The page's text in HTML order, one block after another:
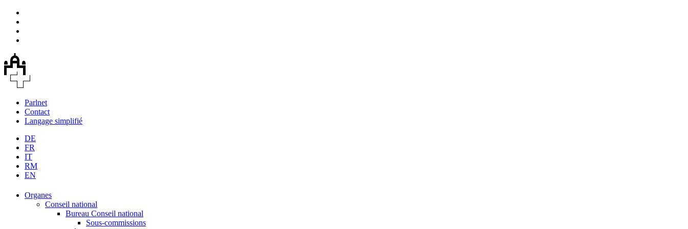
Parlnet
Contact
Langage simplifié
DE
FR
IT
RM
EN
Organes
Conseil national
Bureau Conseil national
Sous-commissions